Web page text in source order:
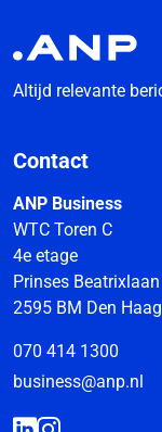
Altijd relevante
Contact
ANP Business
WTC Toren C
4e etage
Prinses
2595 BM Den Haag
070 414 1300
business@anp.nl